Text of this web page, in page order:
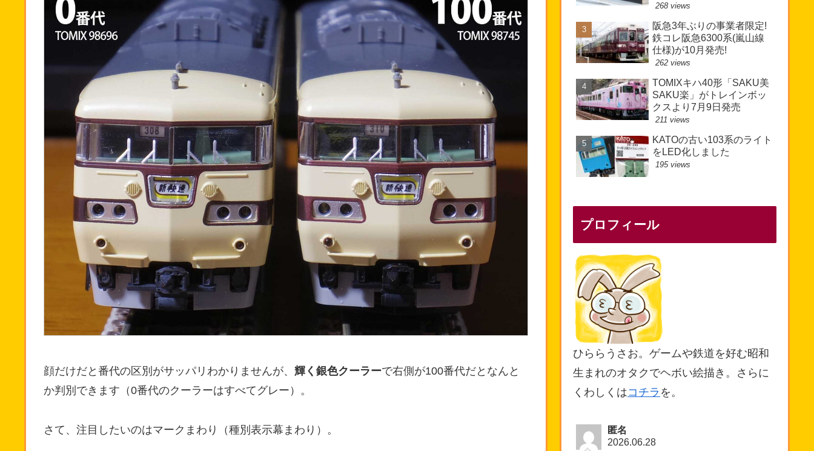
顔だけだと番代の区別がサッパリわかりませんが、 輝く銀色クーラーで右側が100番代だとなんと
か判別できます（0番代のクーラーはすべてグレー）。
さて、注目したいのはマークまわり（種別表示幕まわり）。
268 views
阪急3年ぶりの事業者限定!
鉄コレ阪急6300系(嵐山線
仕様)が10月発売!
262 views
TOMIXキハ40形「SAKU美
SAKU楽」がトレインボッ
クスより7月9日発売
211 views
KATOの古い103系のライト
をLED化しました
195 views
プロフィール
ひららうさお。ゲームや鉄道を好む昭和
生まれのオタクでヘボい絵描き。さらに
くわしくはコチラ を。
匿名
2026.06.28